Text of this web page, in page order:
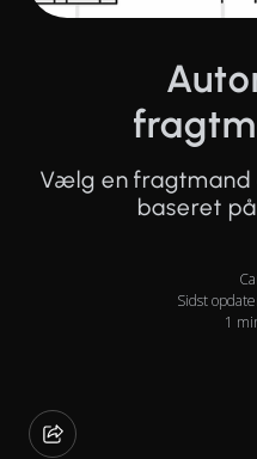
Vælg en fragtmand
baseret
Sidst
1